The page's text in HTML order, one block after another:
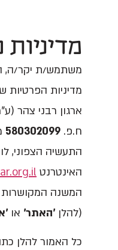
מדיניות
משתמש/ת יקר/ה,
מדיניות הפרטיות
ארגון רבני צהר (ע"ר)
ח.פ.580302099
התעשיה הצפוני, לוד
האינטרנט
המשנה המקושרות
(להלן'האתר'או
כל האמור להלן